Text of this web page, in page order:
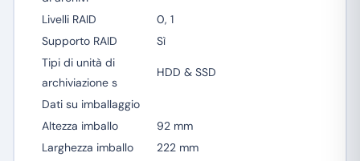
Livelli RAID
0, 1
Supporto RAID
Sì
Tipi di unità di
archiviazione s
HDD & SSD
Dati su imballaggio
Altezza imballo
92 mm
Larghezza imballo
222 mm